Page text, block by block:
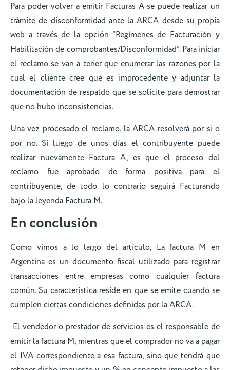
Para poder volver a emitir Facturas A se puede realizar un
trámite de disconformidad ante la ARCA desde su propia
web a través de la opción “Regímenes de Facturación y
Habilitación de comprobantes/Disconformidad”. Para iniciar
el reclamo se van a tener que enumerar las razones por la
cual el cliente cree que es improcedente y adjuntar la
documentación de respaldo que se solicite para demostrar
que no hubo inconsistencias.
Una vez procesado el reclamo, la ARCA resolverá por si o
por no. Si luego de unos días el contribuyente puede
realizar nuevamente Factura A, es que el proceso del
reclamo fue aprobado de forma positiva para el
contribuyente, de todo lo contrario seguirá Facturando
bajo la leyenda Factura M.
En conclusión
Como vimos a lo largo del artículo, La factura M en
Argentina es un documento fiscal utilizado para registrar
transacciones entre empresas como cualquier factura
común. Su característica reside en que se emite cuando se
cumplen ciertas condiciones definidas por la ARCA.
El vendedor o prestador de servicios es el responsable de
emitir la factura M, mientras que el comprador no va a pagar
el IVA correspondiente a esa factura, sino que tendrá que